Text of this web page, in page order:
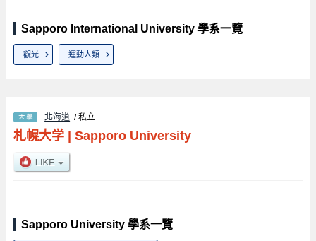
Sapporo International University 學系一覽
觀光 運動人類
北海道 / 私立
札幌大学| Sapporo University
Sapporo University 學系一覽